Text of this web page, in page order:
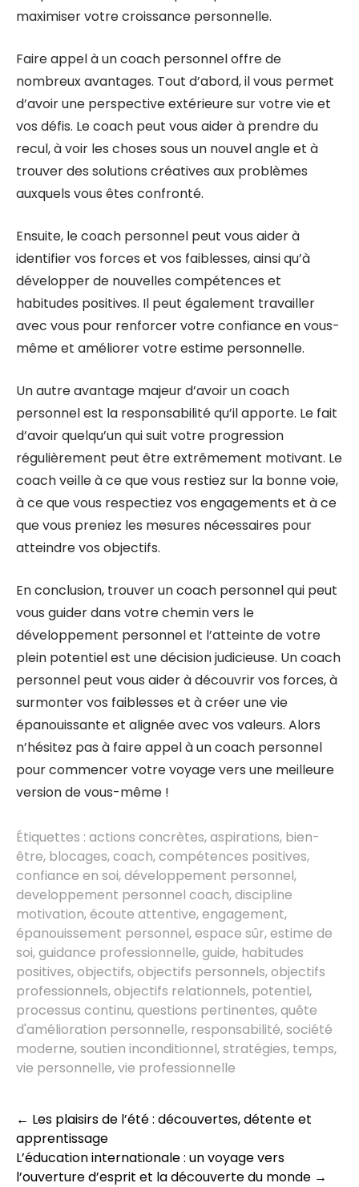
maximiser votre croissance personnelle.
Faire appel à un coach personnel offre de
nombreux avantages. Tout d’abord, il vous permet
d’avoir une perspective extérieure sur votre vie et
vos défis. Le coach peut vous aider à prendre du
recul, à voir les choses sous un nouvel angle et à
trouver des solutions créatives aux problèmes
auxquels vous êtes confronté.
Ensuite, le coach personnel peut vous aider à
identifier vos forces et vos faiblesses, ainsi qu’à
développer de nouvelles compétences et
habitudes positives. Il peut également travailler
avec vous pour renforcer votre confiance en vous-
même et améliorer votre estime personnelle.
Un autre avantage majeur d’avoir un coach
personnel est la responsabilité qu’il apporte. Le fait
d’avoir quelqu’un qui suit votre progression
régulièrement peut être extrêmement motivant. Le
coach veille à ce que vous restiez sur la bonne voie,
à ce que vous respectiez vos engagements et à ce
que vous preniez les mesures nécessaires pour
atteindre vos objectifs.
En conclusion, trouver un coach personnel qui peut
vous guider dans votre chemin vers le
développement personnel et l’atteinte de votre
plein potentiel est une décision judicieuse. Un coach
personnel peut vous aider à découvrir vos forces, à
surmonter vos faiblesses et à créer une vie
épanouissante et alignée avec vos valeurs. Alors
n’hésitez pas à faire appel à un coach personnel
pour commencer votre voyage vers une meilleure
version de vous-même !
Étiquettes : actions concrètes,aspirations, bien-
être, blocages,coach,compétences positives,
confiance en soi,développement personnel,
developpement personnel coach,discipline
motivation,écoute attentive,engagement,
épanouissement personnel,espace sûr,estime de
soi,guidance professionnelle,guide, habitudes
positives,objectifs,objectifs personnels,objectifs
professionnels,objectifs relationnels, potentiel,
processus continu,questions pertinentes,quête
d'amélioration personnelle, responsabilité,société
moderne,soutien inconditionnel,stratégies, temps,
vie personnelle,vie professionnelle
Post
navigation
← Les plaisirs de l’été : découvertes, détente et
apprentissage
L’éducation internationale : un voyage vers
l’ouverture d’esprit et la découverte du monde →